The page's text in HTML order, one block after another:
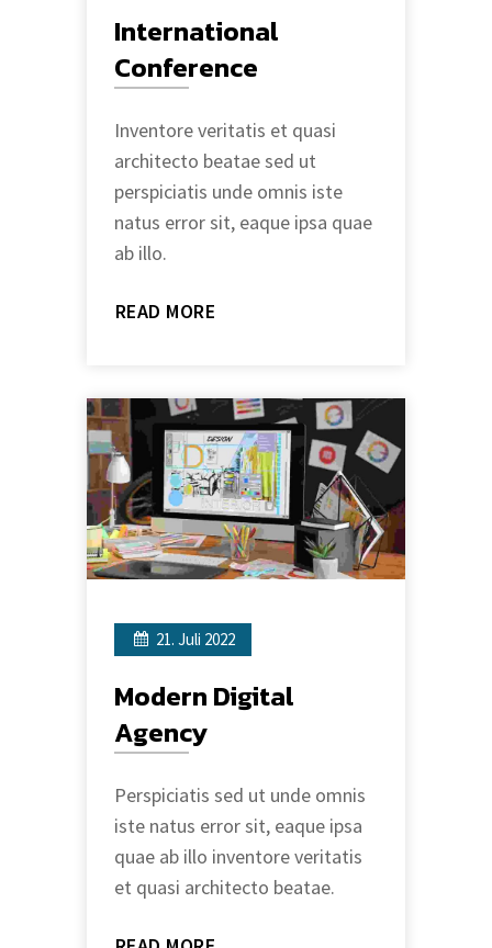
International
Conference
Inventore veritatis et quasi
architecto beatae sed ut
perspiciatis unde omnis iste
natus error sit, eaque ipsa quae
ab illo.
READ MORE
21. Juli 2022
Modern Digital
Agency
Perspiciatis sed ut unde omnis
iste natus error sit, eaque ipsa
quae ab illo inventore veritatis
et quasi architecto beatae.